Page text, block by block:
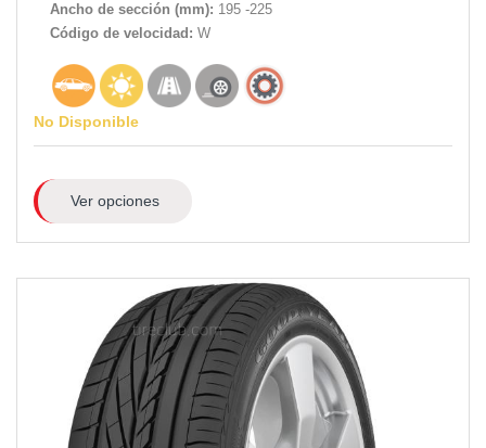
Ancho de sección (mm): 195 -225
Código de velocidad: W
No Disponible
Ver opciones